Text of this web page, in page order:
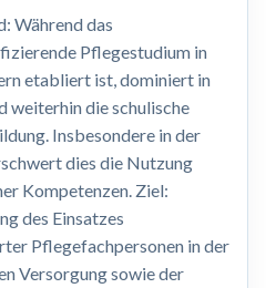
Während das
Pflegestudium in
etabliert ist, dominiert in
weiterhin die schulische
Insbesondere in der
dies die Nutzung
Kompetenzen. Ziel:
des Einsatzes
Pflegefachpersonen in der
Versorgung sowie der